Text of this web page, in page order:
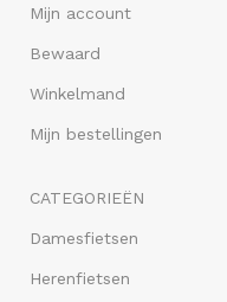
Mijn account
Bewaard
Winkelmand
Mijn bestellingen
CATEGORIEËN
Damesfietsen
Herenfietsen